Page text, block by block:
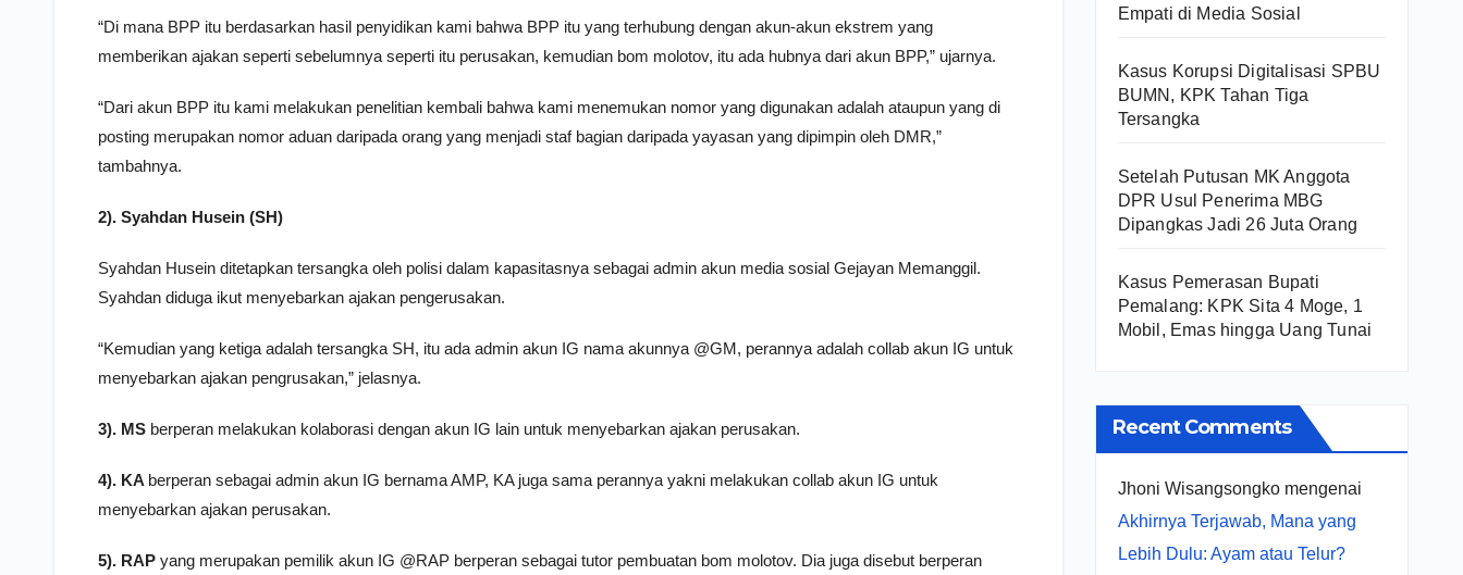
“Di mana BPP itu berdasarkan hasil penyidikan kami bahwa BPP itu yang terhubung dengan akun-akun ekstrem yang
memberikan ajakan seperti sebelumnya seperti itu perusakan, kemudian bom molotov, itu ada hubnya dari akun BPP,” ujarnya.
“Dari akun BPP itu kami melakukan penelitian kembali bahwa kami menemukan nomor yang digunakan adalah ataupun yang di
posting merupakan nomor aduan daripada orang yang menjadi staf bagian daripada yayasan yang dipimpin oleh DMR,”
tambahnya.
2). Syahdan Husein (SH)
Syahdan Husein ditetapkan tersangka oleh polisi dalam kapasitasnya sebagai admin akun media sosial Gejayan Memanggil.
Syahdan diduga ikut menyebarkan ajakan pengerusakan.
“Kemudian yang ketiga adalah tersangka SH, itu ada admin akun IG nama akunnya @GM, perannya adalah collab akun IG untuk
menyebarkan ajakan pengrusakan,” jelasnya.
3). MS berperan melakukan kolaborasi dengan akun IG lain untuk menyebarkan ajakan perusakan.
4). KA berperan sebagai admin akun IG bernama AMP, KA juga sama perannya yakni melakukan collab akun IG untuk
menyebarkan ajakan perusakan.
5). RAP yang merupakan pemilik akun IG @RAP berperan sebagai tutor pembuatan bom molotov. Dia juga disebut berperan
Empati di Media Sosial
Kasus Korupsi Digitalisasi SPBU
BUMN, KPK Tahan Tiga
Tersangka
Setelah Putusan MK Anggota
DPR Usul Penerima MBG
Dipangkas Jadi 26 Juta Orang
Kasus Pemerasan Bupati
Pemalang: KPK Sita 4 Moge, 1
Mobil, Emas hingga Uang Tunai
Recent Comments
Jhoni Wisangsongkomengenai
Akhirnya Terjawab, Mana yang
Lebih Dulu: Ayam atau Telur?